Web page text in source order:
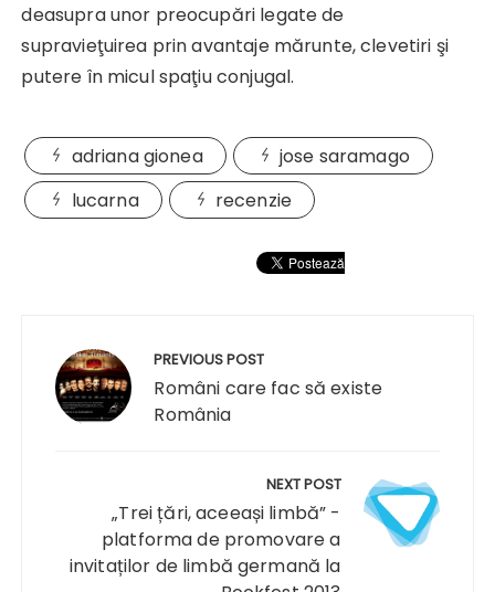
deasupra unor preocupări legate de
supravieţuirea prin avantaje mărunte, clevetiri şi
putere în micul spaţiu conjugal.
adriana gionea
jose saramago
lucarna
recenzie
articole
PREVIOUS POST
Români care fac să existe
România
NEXT POST
„Trei țări, aceeași limbă” -
platforma de promovare a
invitaților de limbă germană la